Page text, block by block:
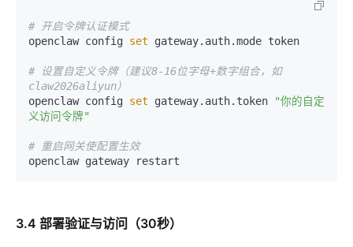
# 开启令牌认证模式
openclaw config set gateway.auth.mode token
# 设置自定义令牌（建议8-16位字母+数字组合，如
claw2026aliyun）
openclaw config set gateway.auth.token
"你的自定
义访问令牌"
# 重启网关使配置生效
3.4 部署验证与访问（30秒）